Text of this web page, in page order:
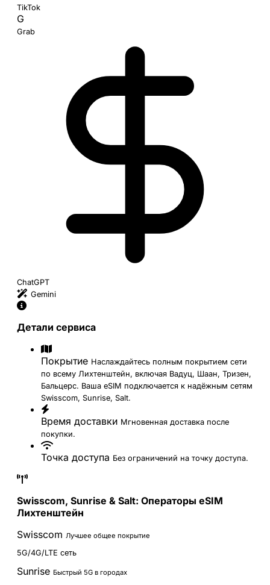
TikTok
G
Grab
ChatGPT
Gemini
Детали сервиса
Покрытие Наслаждайтесь полным покрытием сети
по всему Лихтенштейн, включая Вадуц, Шаан, Тризен,
Бальцерс. Ваша eSIM подключается к надёжным сетям
Swisscom, Sunrise, Salt.
Время доставки Мгновенная доставка после
покупки.
Точка доступа Без ограничений на точку доступа.
Swisscom, Sunrise & Salt: Операторы eSIM
Лихтенштейн
Swisscom Лучшее общее покрытие
5G/4G/LTE сеть
Sunrise Быстрый 5G в городах